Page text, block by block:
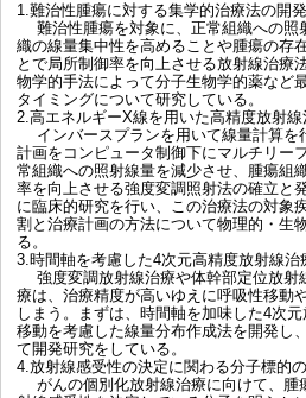
1.難治性腫瘍に対する集学的治療法の開発
難治性腫瘍を対象に、正常組織への照
織の線量集中性を高めることや腫瘍の存
とで局所制御率を向上させる放射線治療
物学的手法によって分子生物学的薬など
タイミングについて研究している。
2.高エネルギーX線を用いた高精度放射
インバースプランを用いて線量計算を
計画をコンピュータ制御下にマルチリー
常組織への照射線量を減少させ、腫瘍組
率を向上させる強度変調照射法の確立と
に臨床的研究を行い、この治療法の対象
割と治療計画の方法について物理的・生
る。
3.時間軸を考慮した4次元高精度放射線治
強度変調放射線治療や体幹部定位放射
療は、治療精度が高いゆえに呼吸性移動
しまう。まずは、時間軸を加味した4次
移動を考慮した線量分布作成法を開発し
て開発研究をしている。
4.放射線感受性の決定に関わる分子標的
がんの個別化放射線治療に向けて、腫